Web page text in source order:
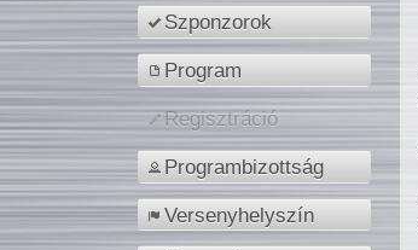
Szponzorok
Program
Regisztráció
Programbizottság
Versenyhelyszín